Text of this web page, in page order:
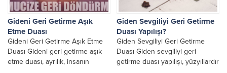
Gideni Geri Getirme Aşık
Etme Duası
Gideni Geri Getirme Aşık Etme
Duası Gideni geri getirme aşık
etme duası, ayrılık, insanın
Giden Sevgiliyi Geri Getirme
Duası Yapılışı?
Giden Sevgiliyi Geri Getirme
Duası Giden sevgiliyi geri
getirme duası yapılışı, yüzyıllardır